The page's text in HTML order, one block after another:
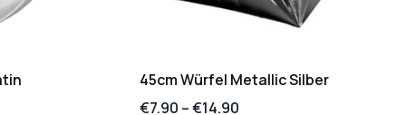
45cm Würfel Metallic Silber
€7.90 –€14.90